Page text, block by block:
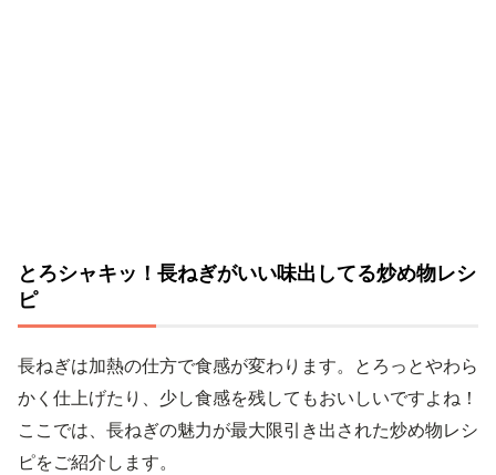
とろシャキッ！長ねぎがいい味出してる炒め物レシ
ピ
長ねぎは加熱の仕方で食感が変わります。とろっとやわら
かく仕上げたり、少し食感を残してもおいしいですよね！
ここでは、長ねぎの魅力が最大限引き出された炒め物レシ
ピをご紹介します。